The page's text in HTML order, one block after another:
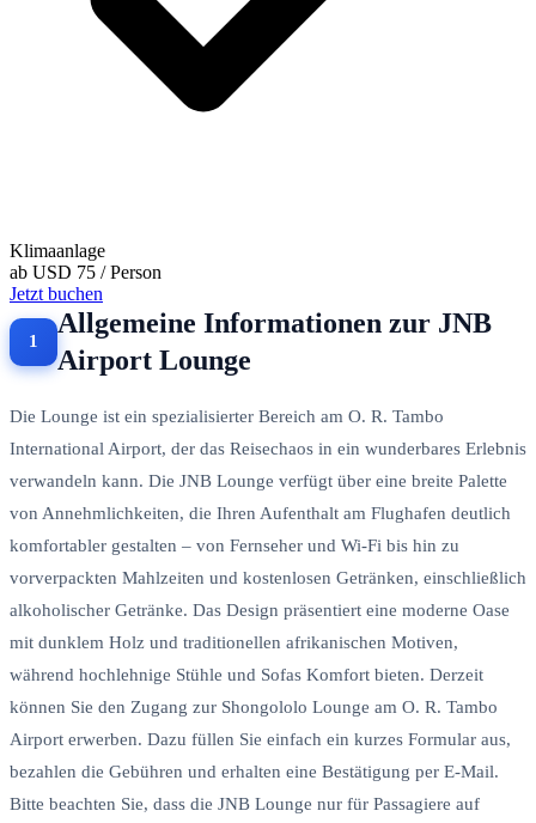
Klimaanlage
ab USD 75 / Person
Jetzt buchen
Allgemeine Informationen zur JNB
Airport Lounge
Die Lounge ist ein spezialisierter Bereich am O. R. Tambo
International Airport, der das Reisechaos in ein wunderbares Erlebnis
verwandeln kann. Die JNB Lounge verfügt über eine breite Palette
von Annehmlichkeiten, die Ihren Aufenthalt am Flughafen deutlich
komfortabler gestalten – von Fernseher und Wi-Fi bis hin zu
vorverpackten Mahlzeiten und kostenlosen Getränken, einschließlich
alkoholischer Getränke. Das Design präsentiert eine moderne Oase
mit dunklem Holz und traditionellen afrikanischen Motiven,
während hochlehnige Stühle und Sofas Komfort bieten. Derzeit
können Sie den Zugang zur Shongololo Lounge am O. R. Tambo
Airport erwerben. Dazu füllen Sie einfach ein kurzes Formular aus,
bezahlen die Gebühren und erhalten eine Bestätigung per E-Mail.
Bitte beachten Sie, dass die JNB Lounge nur für Passagiere auf